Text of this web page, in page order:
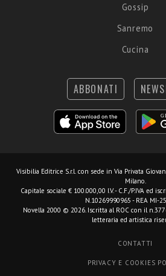
Gossip
Sanremo
Cucina
ABBONATI
Visibilia Editrice S.r.l. con sede in Via Privata
Milano.
Capitale sociale € 100.000,00 I.V. - C.F./P.IVA ed
N.10269990965 - REA MI-
Novella 2000 © 2026. Iscritta al ROC con il
letteraria ed artistica
CONTATTI
PRIVACY E COOKIES